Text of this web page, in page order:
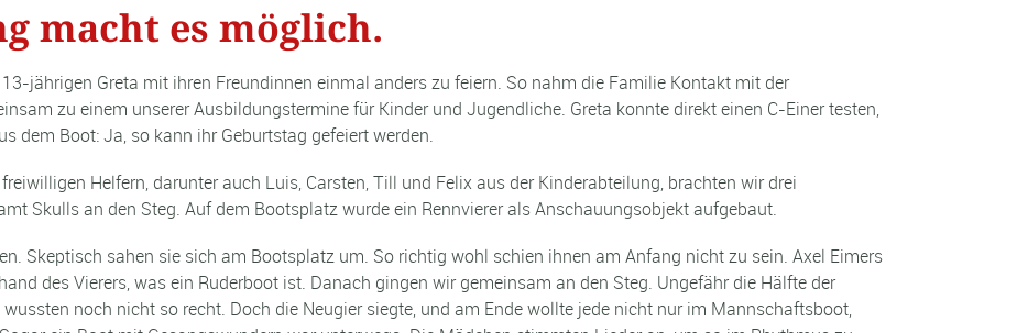
macht es möglich.
jährigen Greta mit ihren Freundinnen einmal anders zu feiern. So nahm die Familie Kontakt mit der
zu einem unserer Ausbildungstermine für Kinder und Jugendliche. Greta konnte direkt einen C-Einer testen,
dem Boot: Ja, so kann ihr Geburtstag gefeiert werden.
Helfern, darunter auch Luis, Carsten, Till und Felix aus der Kinderabteilung, brachten wir drei
Skulls an den Steg. Auf dem Bootsplatz wurde ein Rennvierer als Anschauungsobjekt aufgebaut.
Skeptisch sahen sie sich am Bootsplatz um. So richtig wohl schien ihnen am Anfang nicht zu sein. Axel Eimers
des Vierers, was ein Ruderboot ist. Danach gingen wir gemeinsam an den Steg. Ungefähr die Hälfte der
noch nicht so recht. Doch die Neugier siegte, und am Ende wollte jede nicht nur im Mannschaftsboot,